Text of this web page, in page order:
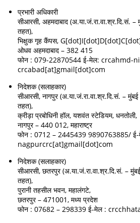
प्रभारी अधिकारी
सीआरसी, अहमदाबाद (अ.या.जं.रा.वा.श्र.दि.सं.
तहत),
भिक्षुक गृह कैंपस,
ओधव अहमदाबाद – 382 415
फोन : 079-22870544 ई-मेल:
crcabad[at]gmail[dot]com
निदेशक (सलाहकार)
सीआरसी, नागपुर (अ.या.जं.रा.वा.श्र.दि.सं. –
तहत),
क्रीड़ा प्रबोधिनी हॉल, यशवंत स्टेडियम, धनतोली,
नागपुर – 440 012, महाराष्ट्र
फोन : 0712 – 2445439 9890763885/
nagpurcrc[at]gmail[dot]com
निदेशक (सलाहकार)
सीआरसी, छतरपुर (अ.या.जं.रा.वा.श्र.दि.सं. –
तहत),
पुरानी तहसील भवन, महालंगटे,
छतरपुर – 471001, मध्य प्रदेश
फोन : 07682 – 298339 ई-मेल :